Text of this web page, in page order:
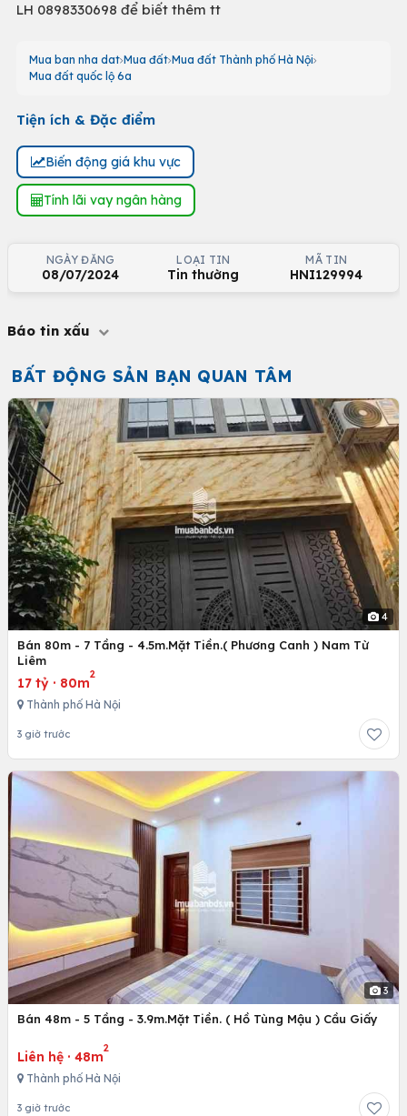
LH 0898330698 để biết thêm tt
Mua ban nha dat Mua đất Mua đất Thành phố Hà Nội
Mua đất quốc lộ 6a
Tiện ích & Đặc điểm
Biến động giá khu vực
Tính lãi vay ngân hàng
NGÀY ĐĂNG
08/07/2024
LOẠI TIN
Tin thường
MÃ TIN
HNI129994
Báo tin xấu
BẤT ĐỘNG SẢN BẠN QUAN TÂM
4
Bán 80m - 7 Tầng - 4.5m.Mặt Tiền.( Phương Canh ) Nam Từ
Liêm
17 tỷ · 80m
2
Thành phố Hà Nội
3 giờ trước
3
Bán 48m - 5 Tầng - 3.9m.Mặt Tiền. ( Hồ Tùng Mậu ) Cầu Giấy
Liên hệ · 48m
2
Thành phố Hà Nội
3 giờ trước